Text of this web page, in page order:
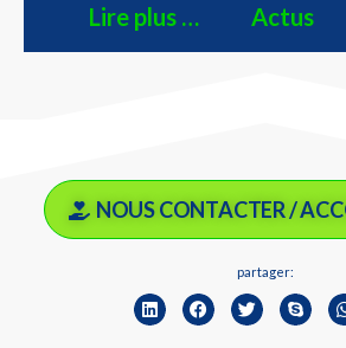
Lire plus … Actus
NOUS CONTACTER /
partager: